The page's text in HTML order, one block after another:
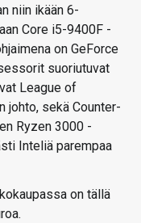
niin ikään 6-
Core i5-9400F -
on GeForce
suoriutuvat
League of
johto, sekä Counter-
Ryzen 3000 -
Inteliä parempaa
on tällä